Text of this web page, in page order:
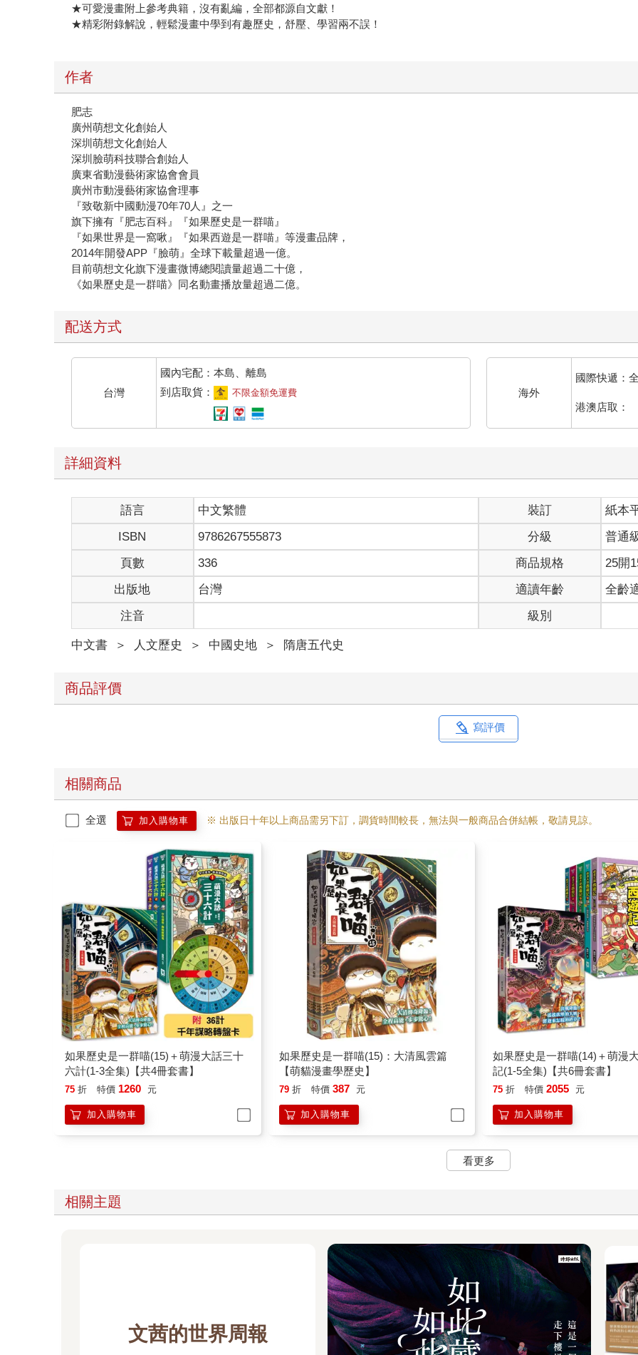
★可愛漫畫附上參考典籍，沒有亂編，全部都源自文獻！
★精彩附錄解說，輕鬆漫畫中學到有趣歷史，舒壓、學習兩不誤！
作者
肥志
廣州萌想文化創始人
深圳萌想文化創始人
深圳臉萌科技聯合創始人
廣東省動漫藝術家協會會員
廣州市動漫藝術家協會理事
『致敬新中國動漫70年70人』之一
旗下擁有『肥志百科』『如果歷史是一群喵』
『如果世界是一窩啾』『如果西遊是一群喵』等漫畫品牌，
2014年開發APP『臉萌』全球下載量超過一億。
目前萌想文化旗下漫畫微博總閱讀量超過二十億，
《如果歷史是一群喵》同名動畫播放量超過二億。
配送方式
台灣
國內宅配：本島、離島
到店取貨：
不限金額免運費 海外
國際快遞：
港澳店取：
詳細資料
語言 中文繁體 裝訂
紙本
ISBN
9786267555873 分級
普通
頁數
336 商品規格
25開
出版地
台灣 適讀年齡
全齡
注音
級別
中文書 ＞ 人文歷史 ＞ 中國史地 ＞ 隋唐五代史
商品評價
寫評價
相關商品
全選 加入購物車 ※ 出版日十年以上商品需另下訂，調貨時間較長，無法與一般商品合併結帳，敬請見諒。
如果歷史是一群喵(15)＋萌漫大話三十
六計(1-3全集)【共4冊套書】
75 折 特價 1260 元
加入購物車
如果歷史是一群喵(15)：大清風雲篇
【萌貓漫畫學歷史】
79 折 特價 387 元
加入購物車
如果歷史是一群喵(14)＋萌漫
記(1-5全集)【共6冊套書】
75 折 特價 2055 元
加入購物車
看更多
相關主題
文茜的世界周報